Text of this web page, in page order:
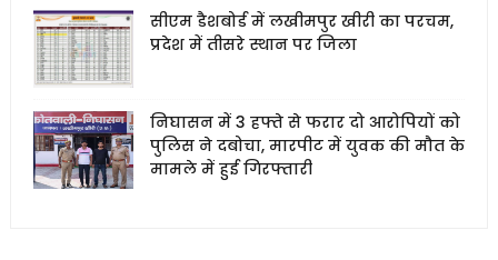
सीएम डैशबोर्ड में लखीमपुर खीरी का परचम,
प्रदेश में तीसरे स्थान पर जिला
निघासन में 3 हफ्ते से फरार दो आरोपियों को
पुलिस ने दबोचा, मारपीट में युवक की मौत के
मामले में हुई गिरफ्तारी